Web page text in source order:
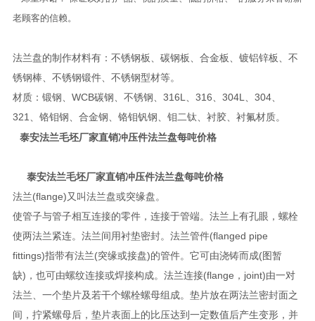
老顾客的信赖。
法兰盘的制作材料有：不锈钢板、碳钢板、合金板、镀铝锌板、不
锈钢棒、不锈钢锻件、不锈钢型材等。
材质：锻钢、WCB碳钢、不锈钢、316L、316、304L、304、
321、铬钼钢、合金钢、铬钼钒钢、钼二钛、衬胶、衬氟材质。
泰安法兰毛坯厂家直销冲压件法兰盘每吨价格
泰安法兰毛坯厂家直销冲压件法兰盘每吨价格
法兰(flange)又叫法兰盘或突缘盘。
使管子与管子相互连接的零件，连接于管端。法兰上有孔眼，螺栓
使两法兰紧连。法兰间用衬垫密封。法兰管件(flanged pipe
fittings)指带有法兰(突缘或接盘)的管件。它可由浇铸而成(图暂
缺)，也可由螺纹连接或焊接构成。法兰连接(flange，joint)由一对
法兰、一个垫片及若干个螺栓螺母组成。垫片放在两法兰密封面之
间，拧紧螺母后，垫片表面上的比压达到一定数值后产生变形，并